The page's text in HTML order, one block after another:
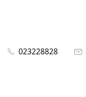
023228828